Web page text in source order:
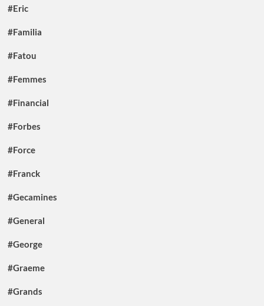
#Eric
#Familia
#Fatou
#Femmes
#Financial
#Forbes
#Force
#Franck
#Gecamines
#General
#George
#Graeme
#Grands